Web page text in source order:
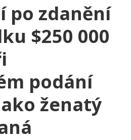
po zdanění
$250 000
podání
ženatý